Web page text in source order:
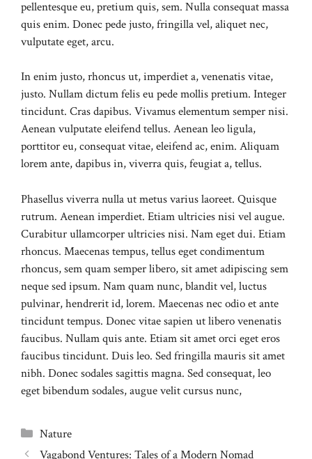
pellentesque eu, pretium quis, sem. Nulla consequat massa
quis enim. Donec pede justo, fringilla vel, aliquet nec,
vulputate eget, arcu.
In enim justo, rhoncus ut, imperdiet a, venenatis vitae,
justo. Nullam dictum felis eu pede mollis pretium. Integer
tincidunt. Cras dapibus. Vivamus elementum semper nisi.
Aenean vulputate eleifend tellus. Aenean leo ligula,
porttitor eu, consequat vitae, eleifend ac, enim. Aliquam
lorem ante, dapibus in, viverra quis, feugiat a, tellus.
Phasellus viverra nulla ut metus varius laoreet. Quisque
rutrum. Aenean imperdiet. Etiam ultricies nisi vel augue.
Curabitur ullamcorper ultricies nisi. Nam eget dui. Etiam
rhoncus. Maecenas tempus, tellus eget condimentum
rhoncus, sem quam semper libero, sit amet adipiscing sem
neque sed ipsum. Nam quam nunc, blandit vel, luctus
pulvinar, hendrerit id, lorem. Maecenas nec odio et ante
tincidunt tempus. Donec vitae sapien ut libero venenatis
faucibus. Nullam quis ante. Etiam sit amet orci eget eros
faucibus tincidunt. Duis leo. Sed fringilla mauris sit amet
nibh. Donec sodales sagittis magna. Sed consequat, leo
eget bibendum sodales, augue velit cursus nunc,
Categories
Nature
Vagabond Ventures: Tales of a Modern Nomad